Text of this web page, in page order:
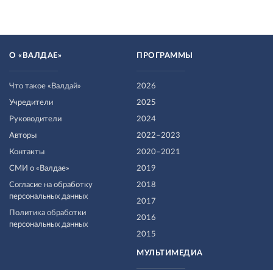
О «ВАЛДАЕ»
Что такое «Валдай»
Учредители
Руководители
Авторы
Контакты
СМИ о «Валдае»
Согласие на обработку
персональных данных
Политика обработки
персональных данных
ПРОГРАММЫ
2026
2025
2024
2022–2023
2020–2021
2019
2018
2017
2016
2015
МУЛЬТИМЕДИА